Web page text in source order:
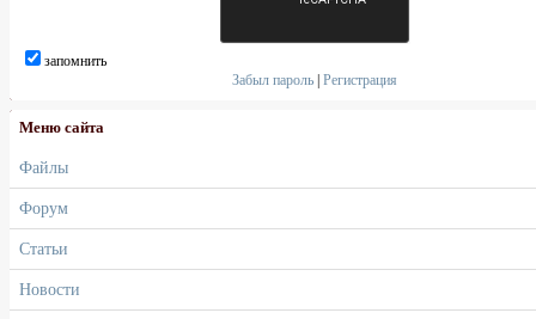
запомнить
Забыл пароль |Регистрация
Меню сайта
Файлы
Форум
Статьи
Новости